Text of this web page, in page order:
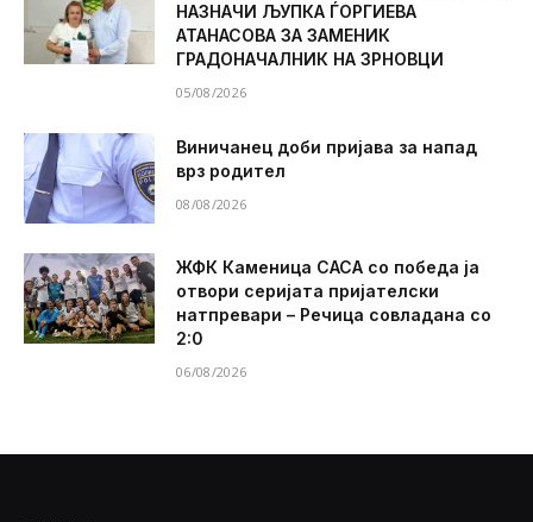
НАЗНАЧИ ЉУПКА ЃОРГИЕВА
АТАНАСОВА ЗА ЗАМЕНИК
ГРАДОНАЧАЛНИК НА ЗРНОВЦИ
05/08/2026
Виничанец доби пријава за напад
врз родител
08/08/2026
ЖФК Каменица САСА со победа ја
отвори серијата пријателски
натпревари – Речица совладана со
2:0
06/08/2026